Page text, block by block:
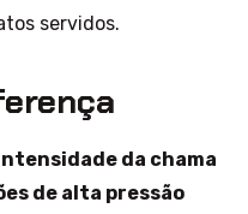
servidos.
da chama
de alta pressão